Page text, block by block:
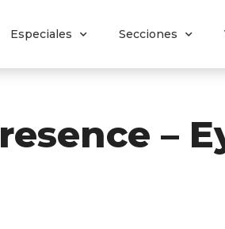
Especiales Secciones
–